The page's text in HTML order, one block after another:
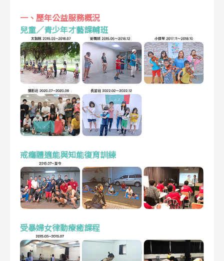
一、歷年公益服務概況
兒童／青少年才藝課輔班
戒癮體適能與知能復育訓練
受暴婦女律動療癒課程